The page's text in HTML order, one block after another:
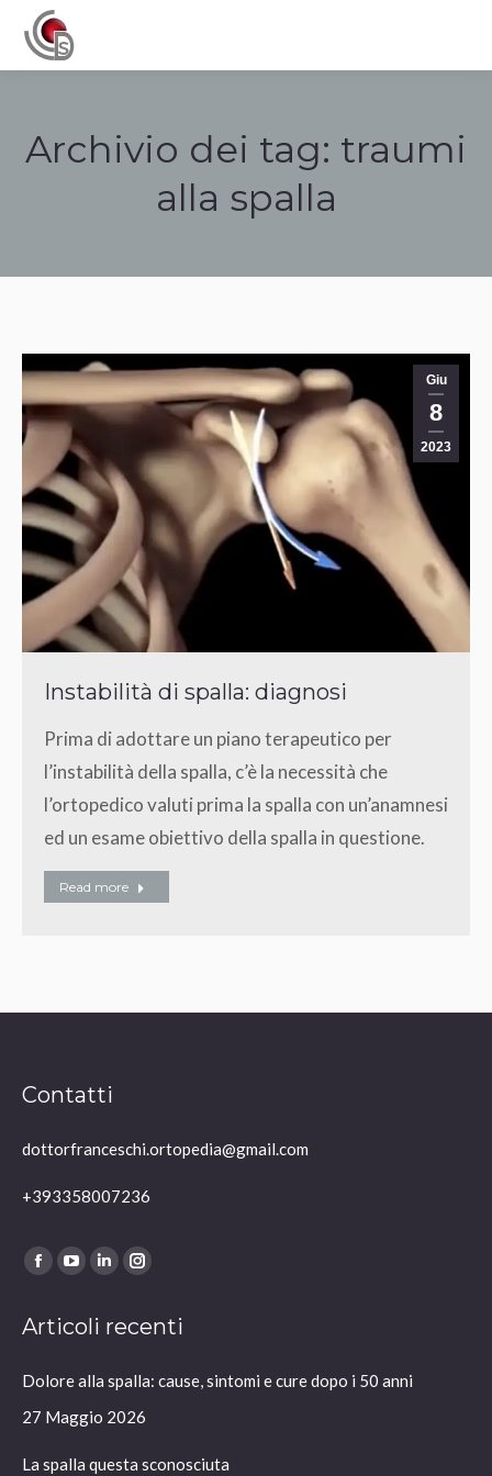
Archivio dei tag: traumi
alla spalla
Giu
8
2023
Instabilità di spalla: diagnosi
Prima di adottare un piano terapeutico per
l’instabilità della spalla, c’è la necessità che
l’ortopedico valuti prima la spalla con un’anamnesi
ed un esame obiettivo della spalla in questione.
Read more
Contatti
dottorfranceschi.ortopedia@gmail.com
+393358007236
Ci puoi trovare su:
Facebook
opens
new
window
YouTube
opens
new
window
Linkedin
opens
new
window
Instagram
opens
new
window
Articoli recenti
Dolore alla spalla: cause, sintomi e cure dopo i 50 anni
27 Maggio 2026
La spalla questa sconosciuta